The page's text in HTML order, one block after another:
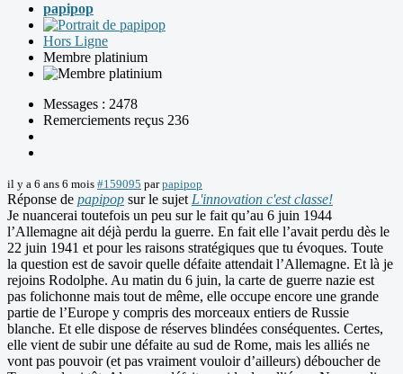
papipop
Hors Ligne
Membre platinium
Messages : 2478
Remerciements reçus 236
il y a 6 ans 6 mois #159095 parpapipop
Réponse de papipop sur le sujet L'innovation c'est classe!
Je nuancerai toutefois un peu sur le fait qu’au 6 juin 1944
l’Allemagne ait déjà perdu la guerre. En fait elle l’avait perdu dès le
22 juin 1941 et pour les raisons stratégiques que tu évoques. Toute
la question est de savoir quelle défaite attendait l’Allemagne. Et là je
rejoins Rodolphe. Au matin du 6 juin, la carte de guerre nazie est
pas folichonne mais tout de même, elle occupe encore une grande
partie de l’Europe y compris des morceaux entiers de Russie
blanche. Et elle dispose de réserves blindées conséquentes. Certes,
elle vient de subir une défaite au sud de Rome, mais les alliés ne
vont pas pouvoir (et pas vraiment vouloir d’ailleurs) déboucher de